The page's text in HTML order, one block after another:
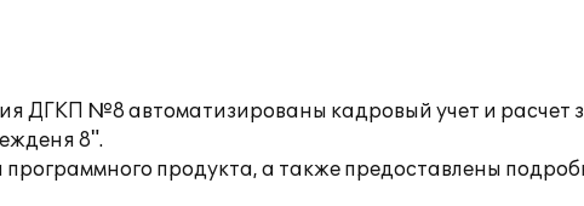
ДГКП №8 автоматизированы кадровый учет и расчет
8".
продукта, а также предоставлены